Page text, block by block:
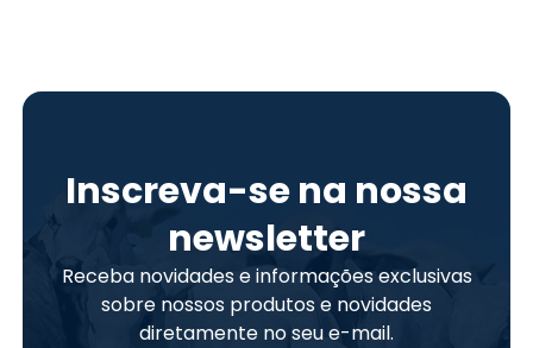
Inscreva-se na nossa
newsletter
Receba novidades e informações exclusivas
sobre nossos produtos e novidades
diretamente no seu e-mail.